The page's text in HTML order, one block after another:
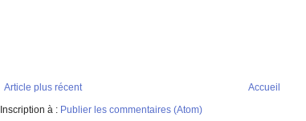
Article plus récent
Accueil
Inscription à : Publier les commentaires (Atom)